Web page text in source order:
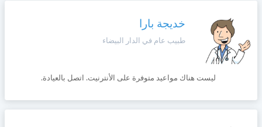
خديجة بارا
طبيب عام في الدار البيضاء
ليست هناك مواعيد متوفرة على الأنترنيت. اتصل بالعيادة.